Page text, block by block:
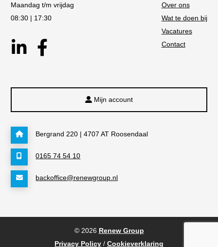
Maandag t/m vrijdag
08:30 | 17:30
Over ons
Wat te doen bij
Vacatures
Contact
Mijn account
Bergrand 220 | 4707 AT Roosendaal
0165 74 54 10
backoffice@renewgroup.nl
© 2026 Renew Group
Privacy Policy / Cookieverklaring